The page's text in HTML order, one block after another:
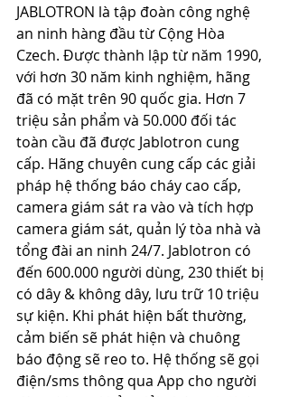
JABLOTRON là tập đoàn công nghệ
an ninh hàng đầu từ Cộng Hòa
Czech. Được thành lập từ năm 1990,
với hơn 30 năm kinh nghiệm, hãng
đã có mặt trên 90 quốc gia. Hơn 7
triệu sản phẩm và 50.000 đối tác
toàn cầu đã được Jablotron cung
cấp. Hãng chuyên cung cấp các giải
pháp hệ thống báo cháy cao cấp,
camera giám sát ra vào và tích hợp
camera giám sát, quản lý tòa nhà và
tổng đài an ninh 24/7. Jablotron có
đến 600.000 người dùng, 230 thiết bị
có dây & không dây, lưu trữ 10 triệu
sự kiện. Khi phát hiện bất thường,
cảm biến sẽ phát hiện và chuông
báo động sẽ reo to. Hệ thống sẽ gọi
điện/sms thông qua App cho người